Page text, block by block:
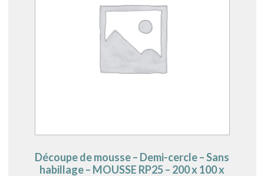
Découpe de mousse – Demi-cercle – Sans
habillage – MOUSSE RP25 – 200 x 100 x